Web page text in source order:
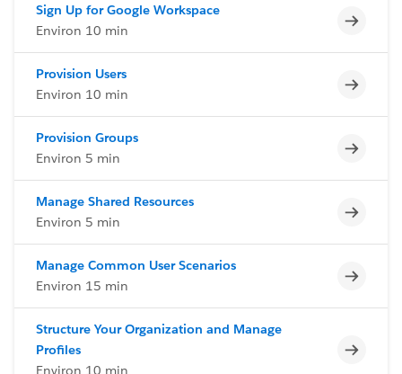
Sign Up for Google Workspace
Environ 10 min
Provision Users
Environ 10 min
Provision Groups
Environ 5 min
Manage Shared Resources
Environ 5 min
Manage Common User Scenarios
Environ 15 min
Structure Your Organization and Manage
Profiles
Environ 10 min